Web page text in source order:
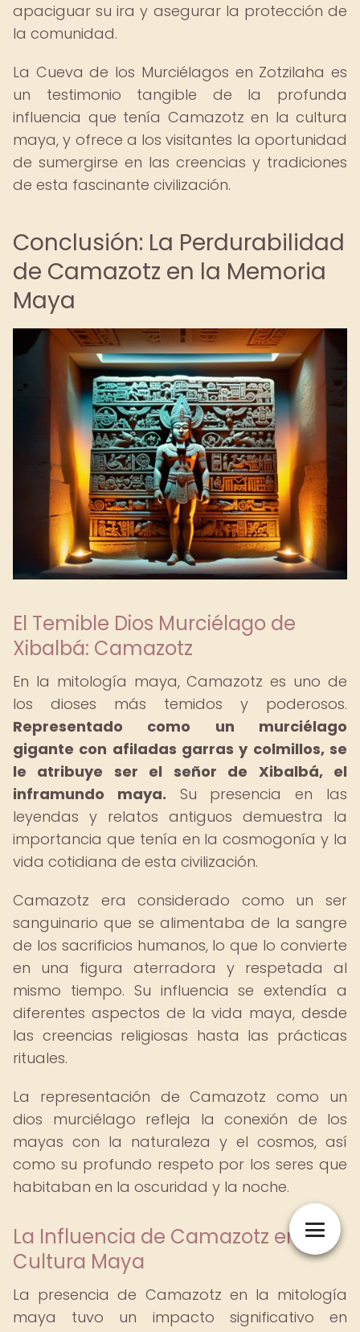
apaciguar su ira y asegurar la protección de
la comunidad.
La Cueva de los Murciélagos en Zotzilaha es
un testimonio tangible de la profunda
influencia que tenía Camazotz en la cultura
maya, y ofrece a los visitantes la oportunidad
de sumergirse en las creencias y tradiciones
de esta fascinante civilización.
Conclusión: La Perdurabilidad
de Camazotz en la Memoria
Maya
El Temible Dios Murciélago de
Xibalbá: Camazotz
En la mitología maya, Camazotz es uno de
los dioses más temidos y poderosos.
Representado como un murciélago
gigante con afiladas garras y colmillos, se
le atribuye ser el señor de Xibalbá, el
inframundo maya. Su presencia en las
leyendas y relatos antiguos demuestra la
importancia que tenía en la cosmogonía y la
vida cotidiana de esta civilización.
Camazotz era considerado como un ser
sanguinario que se alimentaba de la sangre
de los sacrificios humanos, lo que lo convierte
en una figura aterradora y respetada al
mismo tiempo. Su influencia se extendía a
diferentes aspectos de la vida maya, desde
las creencias religiosas hasta las prácticas
rituales.
La representación de Camazotz como un
dios murciélago refleja la conexión de los
mayas con la naturaleza y el cosmos, así
como su profundo respeto por los seres que
habitaban en la oscuridad y la noche.
La Influencia de Camazotz en la
Cultura Maya
La presencia de Camazotz en la mitología
maya tuvo un impacto significativo en